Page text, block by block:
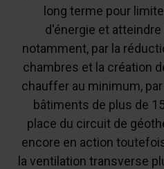
long terme pour
d'énergie et
notamment, par la
chambres et la création
chauffer au minimum,
bâtiments de plus de
place du circuit de
encore en action
la ventilation transverse